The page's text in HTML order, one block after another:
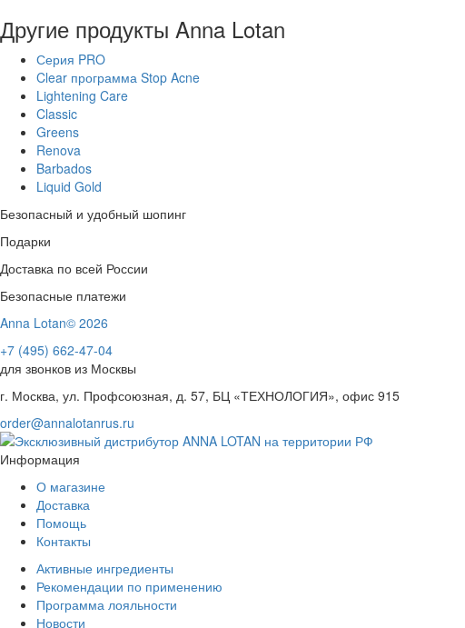
Другие продукты Anna Lotan
Серия PRO
Clear программа Stop Acne
Lightening Care
Classic
Greens
Renova
Barbados
Liquid Gold
Безопасный и удобный шопинг
Подарки
Доставка по всей России
Безопасные платежи
Anna Lotan© 2026
+7 (495) 662-47-04
для звонков из Москвы
г. Москва, ул. Профсоюзная, д. 57, БЦ «ТЕХНОЛОГИЯ», офис 915
order@annalotanrus.ru
Информация
О магазине
Доставка
Помощь
Контакты
Активные ингредиенты
Рекомендации по применению
Программа лояльности
Новости